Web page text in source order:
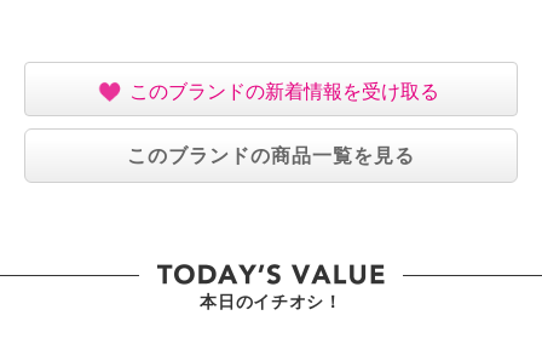
このブランドの新着情報を受け取る
このブランドの商品一覧を見る
本日のイチオシ！